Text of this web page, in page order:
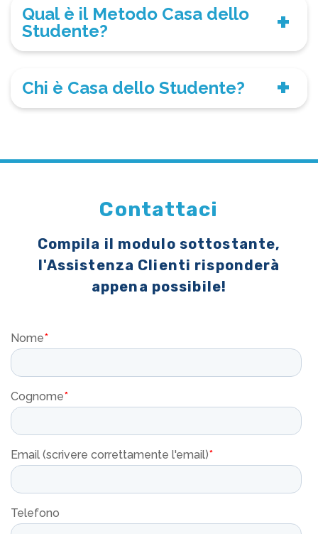
Qual è il Metodo Casa dello
Studente?
Chi è Casa dello Studente?
Contattaci
Compila il modulo sottostante,
l'Assistenza Clienti risponderà
appena possibile!